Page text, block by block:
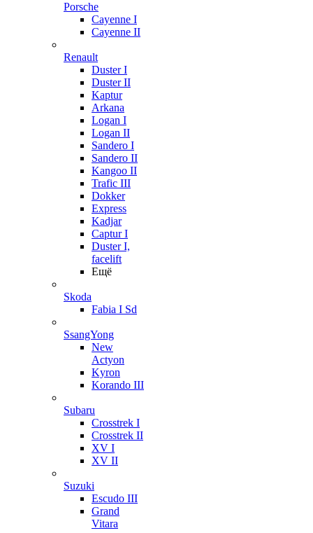
Porsche
Cayenne I
Cayenne II
Renault
Duster I
Duster II
Kaptur
Arkana
Logan I
Logan II
Sandero I
Sandero II
Kangoo II
Trafic III
Dokker
Express
Kadjar
Captur I
Duster I,
facelift
Ещё
Skoda
Fabia I Sd
SsangYong
New
Actyon
Kyron
Korando III
Subaru
Crosstrek I
Crosstrek II
XV I
XV II
Suzuki
Escudo III
Grand
Vitara